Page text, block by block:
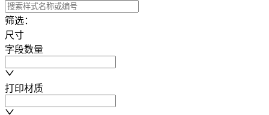
筛选：
尺寸
字段数量
打印材质